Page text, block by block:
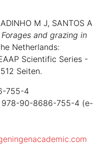
M J, SANTOS A
Forages and grazing in
Netherlands:
Scientific Series -
Seiten.
755-4
90-8686-755-4 (e-